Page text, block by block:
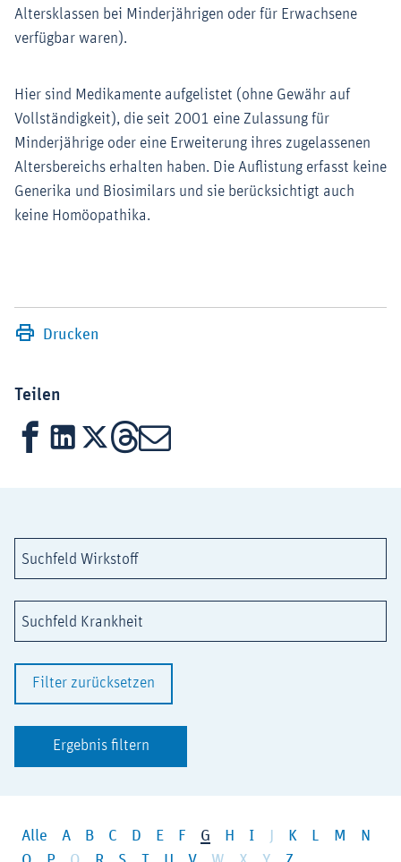
Altersklassen bei Minderjährigen oder für Erwachsene
verfügbar waren).
Hier sind Medikamente aufgelistet (ohne Gewähr auf
Vollständigkeit), die seit 2001 eine Zulassung für
Minderjährige oder eine Erweiterung ihres zugelassenen
Altersbereichs erhalten haben. Die Auflistung erfasst keine
Generika und Biosimilars und sie berücksichtigt auch
keine Homöopathika.
Drucken
Teilen
FacebookLinkedIn
X Threads
Mail
Suchfeld Wirkstoff
Suchfeld Krankheit
Filter zurücksetzen
Ergebnis filtern
Alle A B C D E F G H I K L M
N